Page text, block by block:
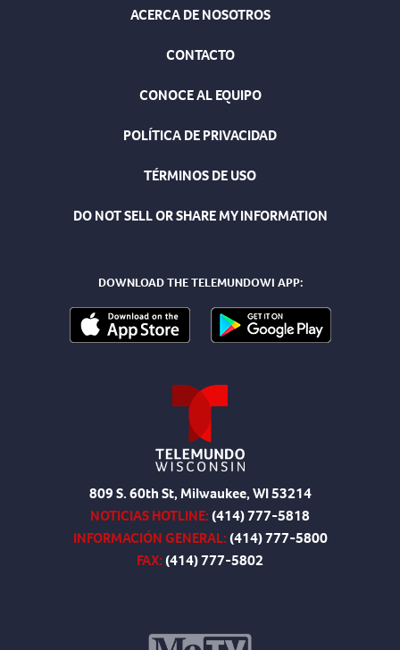
ACERCA DE NOSOTROS
CONTACTO
CONOCE AL EQUIPO
POLÍTICA DE PRIVACIDAD
TÉRMINOS DE USO
DO NOT SELL OR SHARE MY INFORMATION
DOWNLOAD THE TELEMUNDOWI APP:
809 S. 60th St, Milwaukee, WI 53214
NOTICIAS HOTLINE:(414) 777-5818
INFORMACIÓN GENERAL:(414) 777-5800
FAX:(414) 777-5802